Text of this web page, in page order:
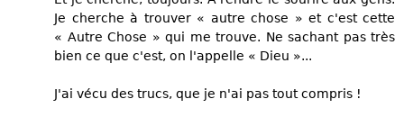
Je cherche à trouver « autre chose » et c'est cette
« Autre Chose » qui me trouve. Ne sachant pas très
bien ce que c'est, on l'appelle « Dieu »...
J'ai vécu des trucs, que je n'ai pas tout compris !